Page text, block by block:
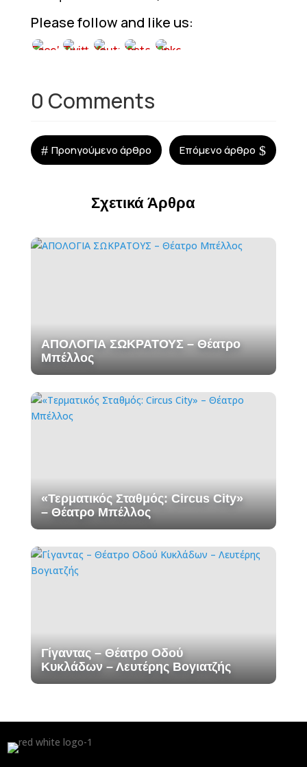
Please follow and like us:
0 Comments
# Προηγούμενο άρθρο Επόμενο άρθρο $
Σχετικά Άρθρα
ΑΠΟΛΟΓΙΑ ΣΩΚΡΑΤΟΥΣ – Θέατρο
Μπέλλος
«Τερματικός Σταθμός: Circus City»
– Θέατρο Μπέλλος
Γίγαντας – Θέατρο Οδού
Κυκλάδων – Λευτέρης Βογιατζής